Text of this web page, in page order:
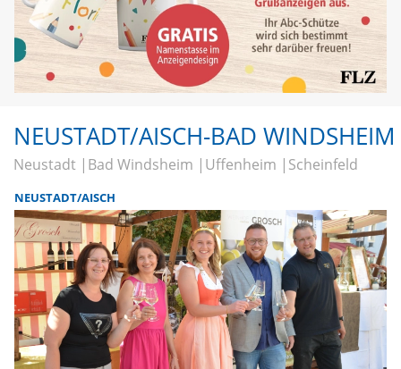
NEUSTADT/AISCH-BAD WINDSHEIM
Neustadt Bad Windsheim Uffenheim Scheinfeld
NEUSTADT/AISCH